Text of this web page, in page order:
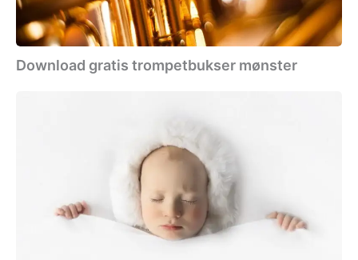
Download gratis trompetbukser mønster